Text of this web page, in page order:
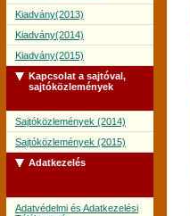
Kiadvány(2013)
Kiadvány(2014)
Kiadvány(2015)
Kapcsolat a sajtóval,
sajtóközlemények
Sajtóközlemények (2014)
Sajtóközlemények (2015)
Adatkezelés
Adatvédelmi és Adatkezelési